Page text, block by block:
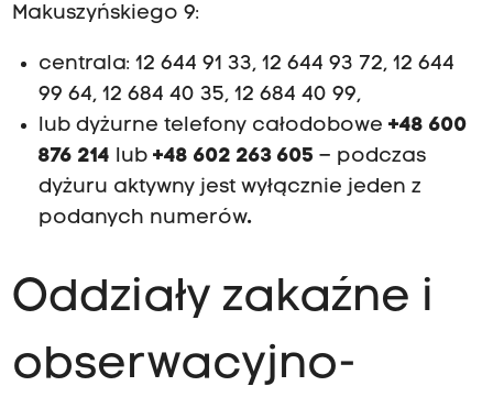
Makuszyńskiego 9:
centrala: 12 644 91 33, 12 644 93 72, 12 644
99 64, 12 684 40 35, 12 684 40 99,
lub dyżurne telefony całodobowe +48 600
876 214 lub+48 602 263 605 – podczas
dyżuru aktywny jest wyłącznie jeden z
podanych numerów.
Oddziały zakaźne i
obserwacyjno-